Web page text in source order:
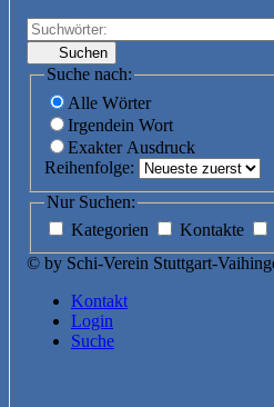
Suchen
Suche nach:
Alle Wörter
Irgendein Wort
Exakter Ausdruck
Reihenfolge:
Nur Suchen:
Kategorien
Kontakte
© by Schi-Verein Stuttgart-
Kontakt
Login
Suche